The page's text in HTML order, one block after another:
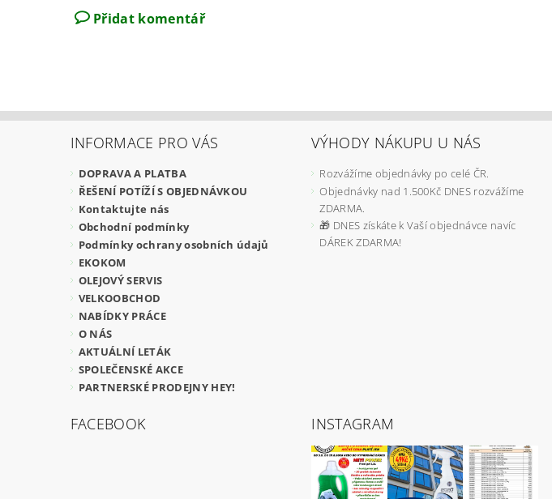
Přidat komentář
INFORMACE PRO VÁS
DOPRAVA A PLATBA
ŘEŠENÍ POTÍŽÍ S OBJEDNÁVKOU
Kontaktujte nás
Obchodní podmínky
Podmínky ochrany osobních údajů
EKOKOM
OLEJOVÝ SERVIS
VELKOOBCHOD
NABÍDKY PRÁCE
O NÁS
AKTUÁLNÍ LETÁK
SPOLEČENSKÉ AKCE
PARTNERSKÉ PRODEJNY HEY!
VÝHODY NÁKUPU U NÁS
Rozvážíme objednávky po celé ČR.
Objednávky nad 1.500Kč DNES rozvážíme
ZDARMA.
🎁 DNES získáte k Vaší objednávce navíc
DÁREK ZDARMA!
FACEBOOK INSTAGRAM